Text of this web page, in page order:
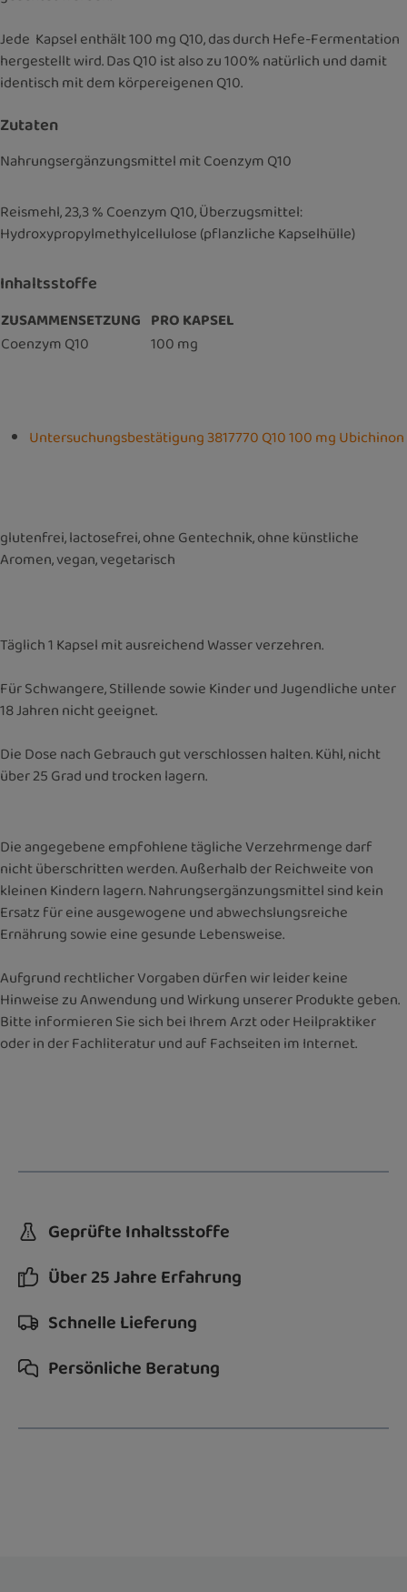
Jede Kapsel enthält 100 mg Q10, das durch Hefe-Fermentation
hergestellt wird. Das Q10 ist also zu 100% natürlich und damit
identisch mit dem körpereigenen Q10.
Zutaten
Nahrungsergänzungsmittel mit Coenzym Q10
Reismehl, 23,3 % Coenzym Q10, Überzugsmittel:
Hydroxypropylmethylcellulose (pflanzliche Kapselhülle)
Inhaltsstoffe
ZUSAMMENSETZUNG PRO KAPSEL
Coenzym Q10
100 mg
Untersuchungsbestätigung 3817770 Q10 100 mg Ubichinon
glutenfrei, lactosefrei, ohne Gentechnik, ohne künstliche
Aromen, vegan, vegetarisch
Täglich 1 Kapsel mit ausreichend Wasser verzehren.
Für Schwangere, Stillende sowie Kinder und Jugendliche unter
18 Jahren nicht geeignet.
Die Dose nach Gebrauch gut verschlossen halten. Kühl, nicht
über 25 Grad und trocken lagern.
Die angegebene empfohlene tägliche Verzehrmenge darf
nicht überschritten werden. Außerhalb der Reichweite von
kleinen Kindern lagern. Nahrungsergänzungsmittel sind kein
Ersatz für eine ausgewogene und abwechslungsreiche
Ernährung sowie eine gesunde Lebensweise.
Aufgrund rechtlicher Vorgaben dürfen wir leider keine
Hinweise zu Anwendung und Wirkung unserer Produkte geben.
Bitte informieren Sie sich bei Ihrem Arzt oder Heilpraktiker
oder in der Fachliteratur und auf Fachseiten im Internet.
Geprüfte Inhaltsstoffe
Über 25 Jahre Erfahrung
Schnelle Lieferung
Persönliche Beratung